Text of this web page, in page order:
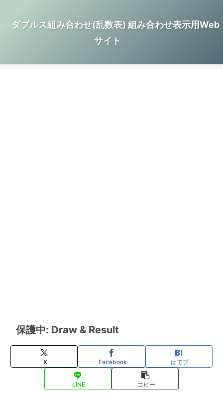
ダブルス組み合わせ(乱数表) 組み合わせ表示用Web
サイト
保護中: Draw & Result
X Facebook はてブ
LINE コピー